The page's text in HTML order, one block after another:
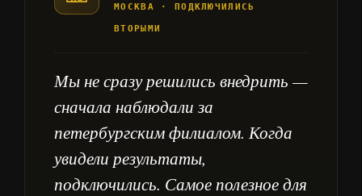
МОСКВА · ПОДКЛЮЧИЛИСЬ
ВТОРЫМИ
Мы не сразу решились внедрить —
сначала наблюдали за
петербургским филиалом. Когда
увидели результаты,
подключились. Самое полезное для